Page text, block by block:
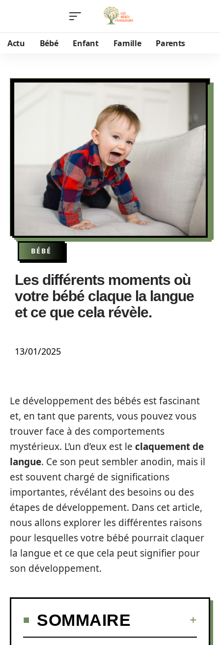
Actu Bébé Enfant Famille Parents
BÉBÉ
Les différents moments où
votre bébé claque la langue
et ce que cela révèle.
13/01/2025
Le développement des bébés est fascinant
et, en tant que parents, vous pouvez vous
trouver face à des comportements
mystérieux. L’un d’eux est le claquement de
langue. Ce son peut sembler anodin, mais il
est souvent chargé de significations
importantes, révélant des besoins ou des
étapes de développement. Dans cet article,
nous allons explorer les différentes raisons
pour lesquelles votre bébé pourrait claquer
la langue et ce que cela peut signifier pour
son développement.
SOMMAIRE